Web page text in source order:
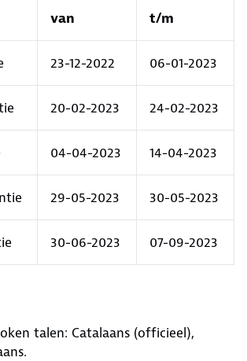
van t/m
23-12-2022 06-01-2023
20-02-2023 24-02-2023
04-04-2023 14-04-2023
29-05-2023 30-05-2023
30-06-2023 07-09-2023
talen: Catalaans (officieel),